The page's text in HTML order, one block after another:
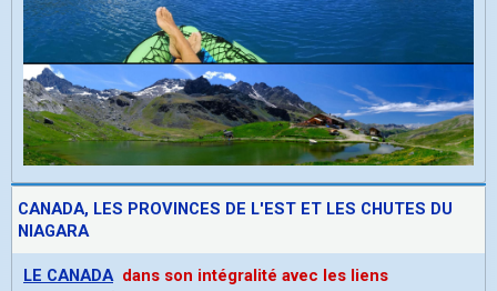
CANADA, LES PROVINCES DE L'EST ET LES CHUTES DU
NIAGARA
LE CANADA dans son intégralité avec les liens